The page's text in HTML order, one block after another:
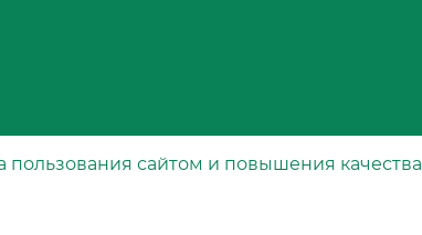
сайтом и повышения качества